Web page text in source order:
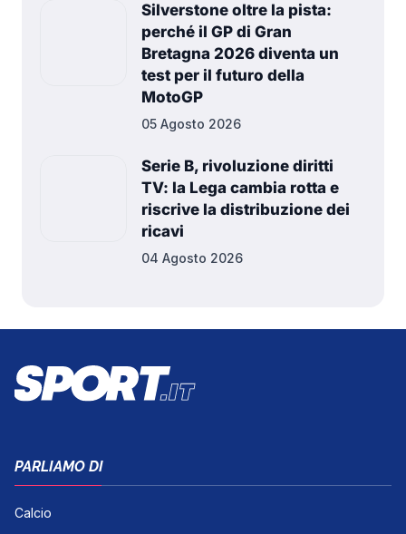
Silverstone oltre la pista:
perché il GP di Gran
Bretagna 2026 diventa un
test per il futuro della
MotoGP
05 Agosto 2026
Serie B, rivoluzione diritti
TV: la Lega cambia rotta e
riscrive la distribuzione dei
ricavi
04 Agosto 2026
PARLIAMO DI
Calcio